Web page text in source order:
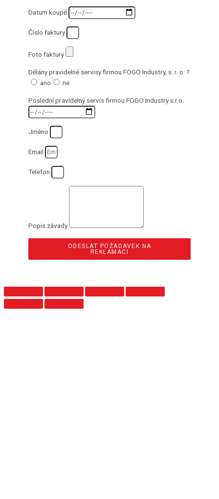
Datum koupě
Číslo faktury
Foto faktury
Dělány pravidelné servisy firmou FOGO Industry, s. r. o. ?
ano ne
Poslední pravidelný servis firmou FOGO Industry s.r.o.
Jméno
Email
Telefon
Popis závady
ODESLAT POŽADAVEK NA
REKLAMACI